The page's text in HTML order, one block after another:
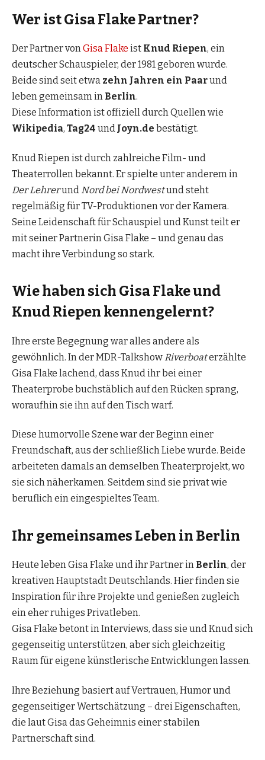
Wer ist Gisa Flake Partner?
Der Partner vonGisa Flake ist Knud Riepen, ein
deutscher Schauspieler, der 1981 geboren wurde.
Beide sind seit etwa zehn Jahren ein Paarund
leben gemeinsam in Berlin.
Diese Information ist offiziell durch Quellen wie
Wikipedia, Tag24 und Joyn.de bestätigt.
Knud Riepen ist durch zahlreiche Film- und
Theaterrollen bekannt. Er spielte unter anderem in
Der Lehrerund Nord bei Nordwestund steht
regelmäßig für TV-Produktionen vor der Kamera.
Seine Leidenschaft für Schauspiel und Kunst teilt er
mit seiner Partnerin Gisa Flake – und genau das
macht ihre Verbindung so stark.
Wie haben sich Gisa Flake und
Knud Riepen kennengelernt?
Ihre erste Begegnung war alles andere als
gewöhnlich. In der MDR-Talkshow Riverboaterzählte
Gisa Flake lachend, dass Knud ihr bei einer
Theaterprobe buchstäblich auf den Rücken sprang,
woraufhin sie ihn auf den Tisch warf.
Diese humorvolle Szene war der Beginn einer
Freundschaft, aus der schließlich Liebe wurde. Beide
arbeiteten damals an demselben Theaterprojekt, wo
sie sich näherkamen. Seitdem sind sie privat wie
beruflich ein eingespieltes Team.
Ihr gemeinsames Leben in Berlin
Heute leben Gisa Flake und ihr Partner in Berlin, der
kreativen Hauptstadt Deutschlands. Hier finden sie
Inspiration für ihre Projekte und genießen zugleich
ein eher ruhiges Privatleben.
Gisa Flake betont in Interviews, dass sie und Knud sich
gegenseitig unterstützen, aber sich gleichzeitig
Raum für eigene künstlerische Entwicklungen lassen.
Ihre Beziehung basiert auf Vertrauen, Humor und
gegenseitiger Wertschätzung – drei Eigenschaften,
die laut Gisa das Geheimnis einer stabilen
Partnerschaft sind.